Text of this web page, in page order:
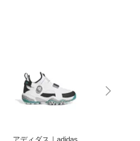
アディダス｜adidas